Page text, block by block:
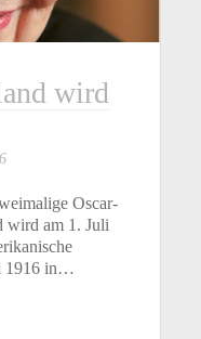
wird
Oscar-
wird am 1. Juli
1916 in…